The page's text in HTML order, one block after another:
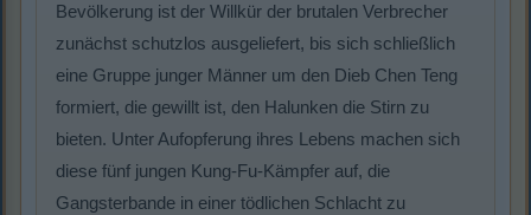
Bevölkerung ist der Willkür der brutalen Verbrecher
zunächst schutzlos ausgeliefert, bis sich schließlich
eine Gruppe junger Männer um den Dieb Chen Teng
formiert, die gewillt ist, den Halunken die Stirn zu
bieten. Unter Aufopferung ihres Lebens machen sich
diese fünf jungen Kung-Fu-Kämpfer auf, die
Gangsterbande in einer tödlichen Schlacht zu